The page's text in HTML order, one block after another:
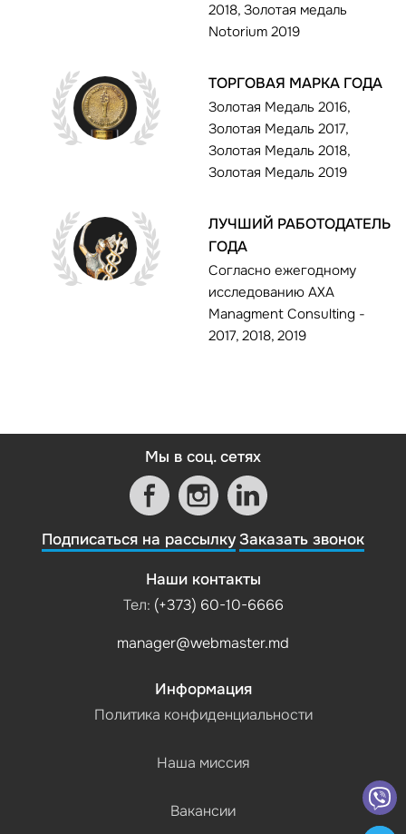
2018, Золотая медаль
Notorium 2019
ТОРГОВАЯ МАРКА ГОДА
Золотая Медаль 2016,
Золотая Медаль 2017,
Золотая Медаль 2018,
Золотая Медаль 2019
ЛУЧШИЙ РАБОТОДАТЕЛЬ
ГОДА
Согласно ежегодному
исследованию AXA
Managment Consulting -
2017, 2018, 2019
Мы в соц. сетях
Подписаться на рассылкуЗаказать звонок
Наши контакты
Тел: (+373) 60-10-6666
manager@webmaster.md
Информация
Политика конфиденциальности
Наша миссия
Вакансии